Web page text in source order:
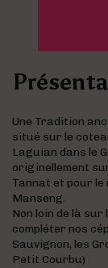
Une Tradition
situé sur le
Laguian dans le
originellement
Tannat et pour
Manseng.
Non loin de là
compléter nos
Sauvignon, les
Petit Courbu)